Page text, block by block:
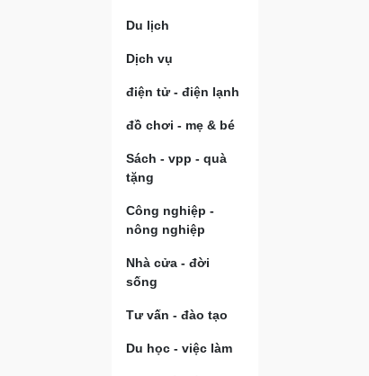
Du lịch
Dịch vụ
điện tử - điện lạnh
đồ chơi - mẹ & bé
Sách - vpp - quà
tặng
Công nghiệp -
nông nghiệp
Nhà cửa - đời
sống
Tư vấn - đào tạo
Du học - việc làm